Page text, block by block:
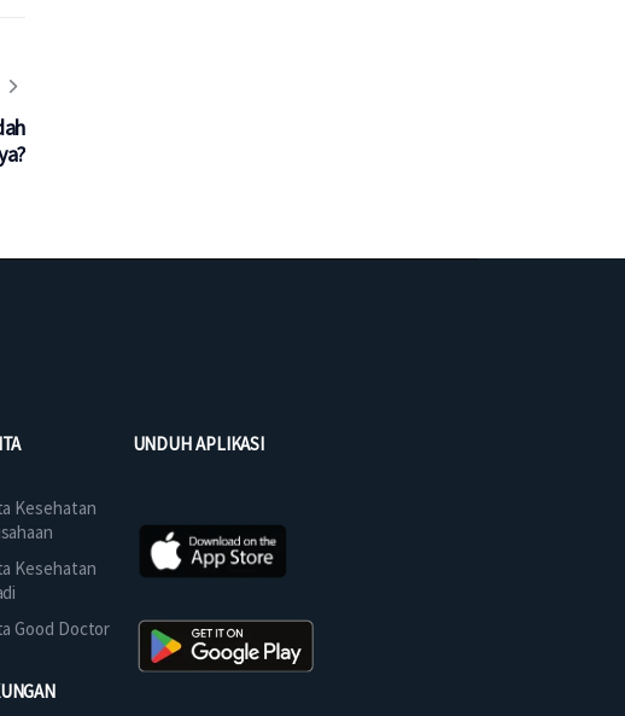
Kesehatan
Kesehatan
Good Doctor
UNDUH APLIKASI